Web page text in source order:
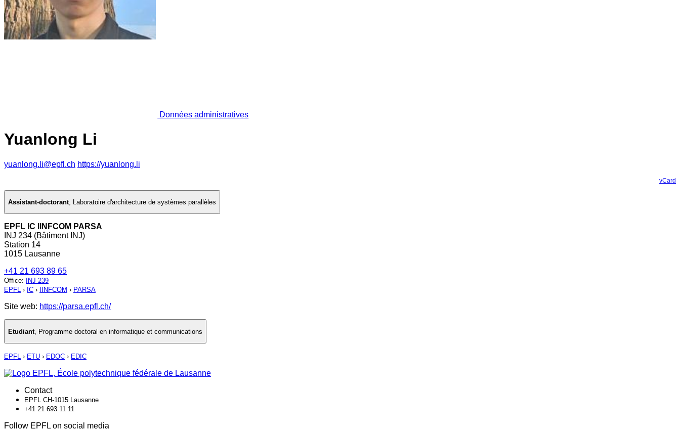
Données administratives
Yuanlong Li
yuanlong.li@epfl.ch https://yuanlong.li
vCard
Assistant-doctorant, Laboratoire d'architecture de systèmes parallèles
EPFL IC IINFCOM PARSA
INJ 234 (Bâtiment INJ)
Station 14
1015 Lausanne
+41 21 693 89 65
Office:
INJ 239
EPFL › IC › IINFCOM › PARSA
Site web: https://parsa.epfl.ch/
Etudiant Programme doctoral en informatique et communications
EPFL › ETU › EDOC › EDIC
Contact
EPFL CH-1015 Lausanne
+41 21 693 11 11
Follow EPFL on social media